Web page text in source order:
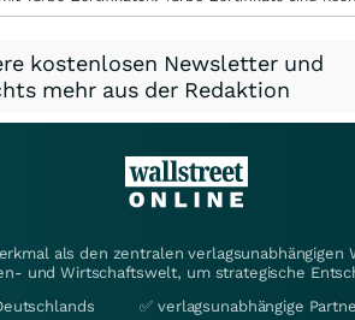
kostenlosen Newsletter und
mehr aus der Redaktion
als den zentralen
und Wirtschaftswelt, um strategische
✅ verlagsunabhängige